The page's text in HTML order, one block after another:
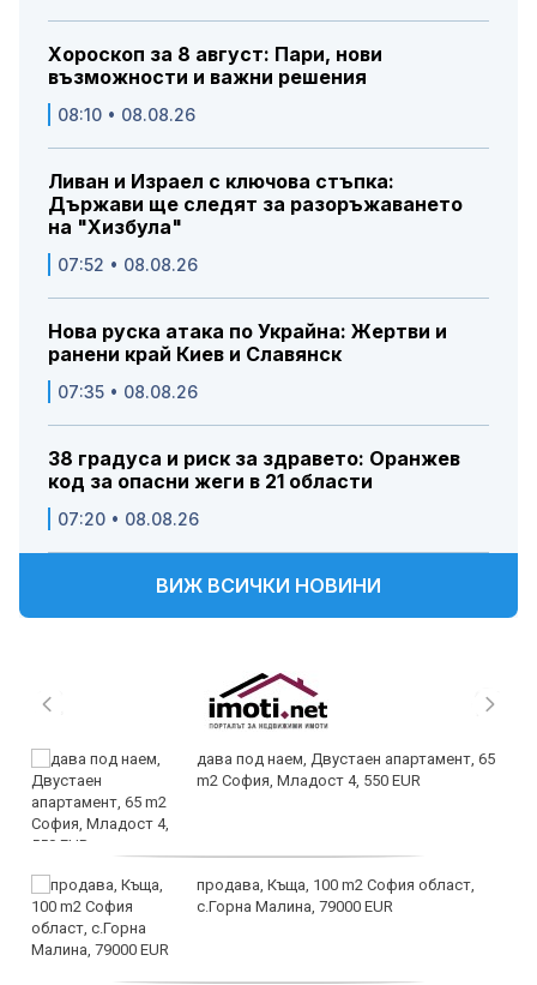
Хороскоп за 8 август: Пари, нови
възможности и важни решения
08:10 • 08.08.26
Ливан и Израел с ключова стъпка:
Държави ще следят за разоръжаването
на "Хизбула"
07:52 • 08.08.26
Нова руска атака по Украйна: Жертви и
ранени край Киев и Славянск
07:35 • 08.08.26
38 градуса и риск за здравето: Оранжев
код за опасни жеги в 21 области
07:20 • 08.08.26
ВИЖ ВСИЧКИ НОВИНИ
дава под наем, Двустаен апартамент, 65
m2 София, Младост 4, 550 EUR
продава, Къща, 100 m2 София област,
с.Горна Малина, 79000 EUR